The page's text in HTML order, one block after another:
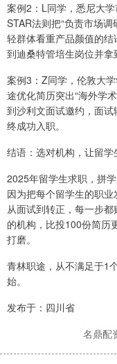
案例2：L同学，悉尼大
STAR法则把“负责市场
轻群体看重产品颜值的
到迪桑特管培生岗位并拿
案例3：Z同学，伦敦大
途优化简历突出“海外学
到沙利文面试邀约，面
终成功入职。
结语：选对机构，让留学
2025年留学生求职，拼
因为把每个留学生的职
从面试到转正，每一步
的机构，比投100份简历
打磨。
青林职途，从不满足于
始。
发布于：四川省
名鼎配